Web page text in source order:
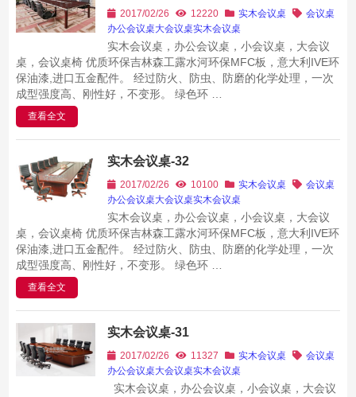
2017/02/26 12220 实木会议桌
会议桌
办公会议桌大会议桌实木会议桌
实木会议桌，办公会议桌，小会议桌，大会议
桌，会议桌椅 优质环保吉林森工露水河环保MFC板，意大利IVE环
保油漆,进口五金配件。 经过防火、防虫、防磨的化学处理，一次
成型强度高、刚性好，不变形。 绿色环 …
查看全文
实木会议桌-32
2017/02/26 10100 实木会议桌
会议桌
办公会议桌大会议桌实木会议桌
实木会议桌，办公会议桌，小会议桌，大会议
桌，会议桌椅 优质环保吉林森工露水河环保MFC板，意大利IVE环
保油漆,进口五金配件。 经过防火、防虫、防磨的化学处理，一次
成型强度高、刚性好，不变形。 绿色环 …
查看全文
实木会议桌-31
2017/02/26 11327 实木会议桌
会议桌
办公会议桌大会议桌实木会议桌
实木会议桌，办公会议桌，小会议桌，大会议